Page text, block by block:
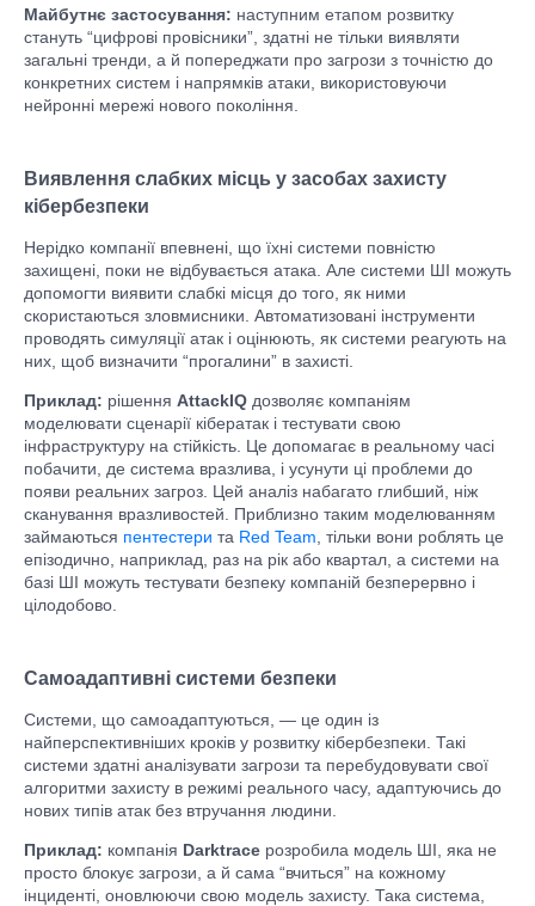
Майбутнє застосування: наступним етапом розвитку
стануть “цифрові провісники”, здатні не тільки виявляти
загальні тренди, а й попереджати про загрози з точністю до
конкретних систем і напрямків атаки, використовуючи
нейронні мережі нового покоління.
Виявлення слабких місць у засобах захисту
кібербезпеки
Нерідко компанії впевнені, що їхні системи повністю
захищені, поки не відбувається атака. Але системи ШІ можуть
допомогти виявити слабкі місця до того, як ними
скористаються зловмисники. Автоматизовані інструменти
проводять симуляції атак і оцінюють, як системи реагують на
них, щоб визначити “прогалини” в захисті.
Приклад: рішення AttackIQ дозволяє компаніям
моделювати сценарії кібератак і тестувати свою
інфраструктуру на стійкість. Це допомагає в реальному часі
побачити, де система вразлива, і усунути ці проблеми до
появи реальних загроз. Цей аналіз набагато глибший, ніж
сканування вразливостей. Приблизно таким моделюванням
займаються пентестери та Red Team , тільки вони роблять це
епізодично, наприклад, раз на рік або квартал, а системи на
базі ШІ можуть тестувати безпеку компаній безперервно і
цілодобово.
Самоадаптивні системи безпеки
Системи, що самоадаптуються, — це один із
найперспективніших кроків у розвитку кібербезпеки. Такі
системи здатні аналізувати загрози та перебудовувати свої
алгоритми захисту в режимі реального часу, адаптуючись до
нових типів атак без втручання людини.
Приклад: компанія Darktrace розробила модель ШІ, яка не
просто блокує загрози, а й сама “вчиться” на кожному
інциденті, оновлюючи свою модель захисту. Така система,